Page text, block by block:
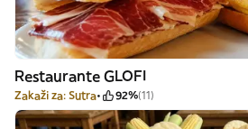
Restaurante GLOFI
Zakaži za: Sutra 92%(11)